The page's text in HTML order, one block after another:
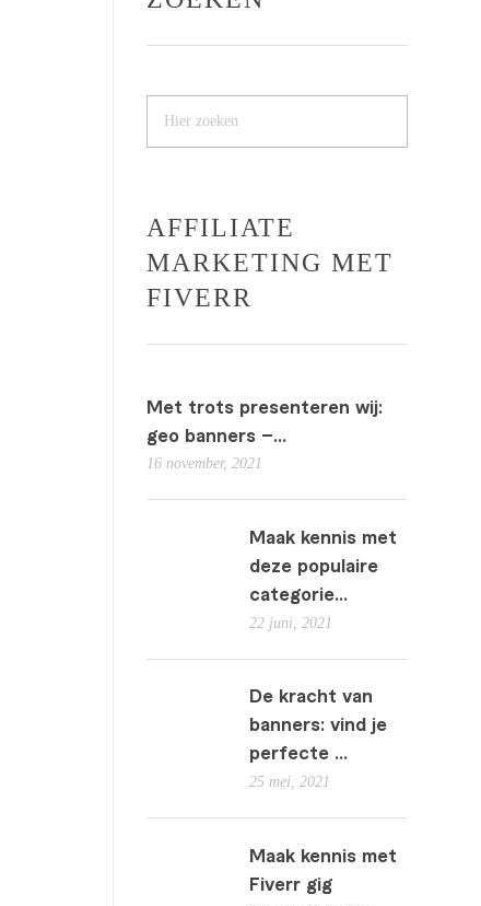
AFFILIATE
MARKETING MET
FIVERR
Met trots presenteren wij:
geo banners –...
16 november, 2021
Maak kennis met
deze populaire
categorie...
22 juni, 2021
De kracht van
banners: vind je
perfecte ...
25 mei, 2021
Maak kennis met
Fiverr gig